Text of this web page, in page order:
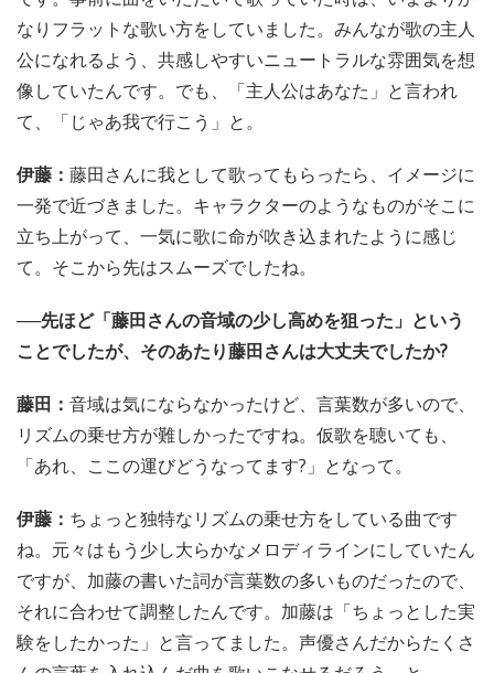
なりフラットな歌い方をしていました。みんなが歌の主人
公になれるよう、共感しやすいニュートラルな雰囲気を想
像していたんです。でも、「主人公はあなた」と言われ
て、「じゃあ我で行こう」と。
伊藤： 藤田さんに我として歌ってもらったら、イメージに
一発で近づきました。キャラクターのようなものがそこに
立ち上がって、一気に歌に命が吹き込まれたように感じ
て。そこから先はスムーズでしたね。
──先ほど「藤田さんの音域の少し高めを狙った」という
ことでしたが、そのあたり藤田さんは大丈夫でしたか?
藤田： 音域は気にならなかったけど、言葉数が多いので、
リズムの乗せ方が難しかったですね。仮歌を聴いても、
「あれ、ここの運びどうなってます?」となって。
伊藤： ちょっと独特なリズムの乗せ方をしている曲です
ね。元々はもう少し大らかなメロディラインにしていたん
ですが、加藤の書いた詞が言葉数の多いものだったので、
それに合わせて調整したんです。加藤は「ちょっとした実
験をしたかった」と言ってました。声優さんだからたくさ